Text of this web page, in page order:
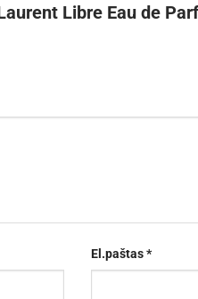
Libre Eau de
El.paštas*